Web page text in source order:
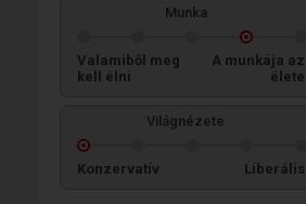
Munka
Valamiből meg
kell élni
A munkája az
élete
Világnézete
Konzervatív Liberális